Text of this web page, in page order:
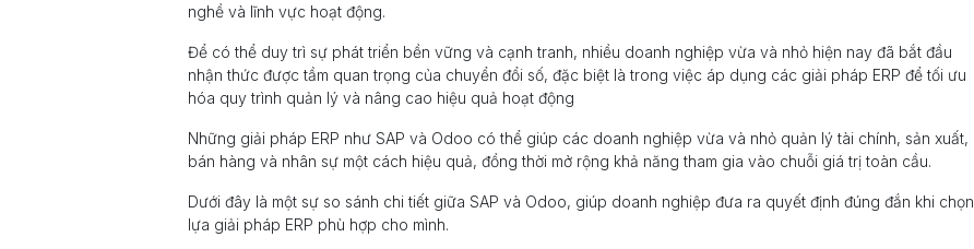
nghề và lĩnh vực hoạt động.
Để có thể duy trì sự phát triển bền vững và cạnh tranh, nhiều doanh nghiệp vừa và nhỏ hiện nay đã bắt đầu
nhận thức được tầm quan trọng của chuyển đổi số, đặc biệt là trong việc áp dụng các giải pháp ERP để tối ưu
hóa quy trình quản lý và nâng cao hiệu quả hoạt động​
Những giải pháp ERP như SAP và Odoo có thể giúp các doanh nghiệp vừa và nhỏ quản lý tài chính, sản xuất,
bán hàng và nhân sự một cách hiệu quả, đồng thời mở rộng khả năng tham gia vào chuỗi giá trị toàn cầu​.
Dưới đây là một sự so sánh chi tiết giữa SAP và Odoo, giúp doanh nghiệp đưa ra quyết định đúng đắn khi chọn
lựa giải pháp ERP phù hợp cho mình.